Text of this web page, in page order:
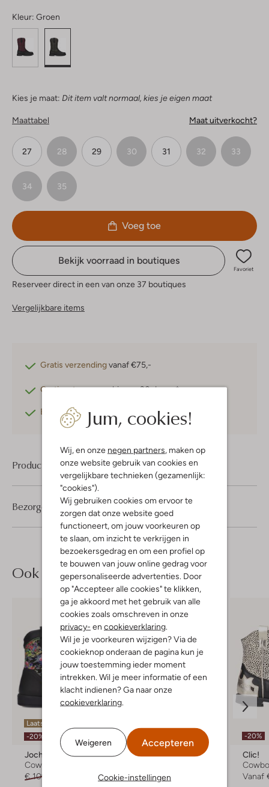
Jum, cookies!
Wij, en onze negen partners, maken op
onze website gebruik van cookies en
vergelijkbare technieken (gezamenlijk:
"cookies").
Wij gebruiken cookies om ervoor te
zorgen dat onze website goed
functioneert, om jouw voorkeuren op
te slaan, om inzicht te verkrijgen in
bezoekersgedrag en om een profiel op
te bouwen van jouw online gedrag voor
gepersonaliseerde advertenties. Door
op "Accepteer alle cookies" te klikken,
ga je akkoord met het gebruik van alle
cookies zoals omschreven in onze
privacy- en cookieverklaring.
Wil je je voorkeuren wijzigen? Via de
cookieknop onderaan de pagina kun je
jouw toestemming ieder moment
intrekken. Wil je meer informatie of een
klacht indienen? Ga naar onze
cookieverklaring.
Weigeren Accepteren
Cookie-instellingen
Kleur: Groen
Kies je maat: Dit item valt normaal, kies je eigen maat
Maattabel Maat uitverkocht?
27 28 29 30 31 32 33
34 35
Voeg toe
Bekijk voorraad in boutiques
Favoriet
Reserveer direct in een van onze 37 boutiques
Vergelijkbare items
Gratis verzendingvanaf €75,-
Gratis retournerenbinnen 30 dagen*
Betaal achteraf
Product informatie
Bezorgen & retourneren
Ook iets voor jou?
Laatste maten
-20%
Jochie & Freaks
Cowboylaarzen
€ 109,95
Develab
Vanaf € 79,99
-20%
Clic!
Vanaf